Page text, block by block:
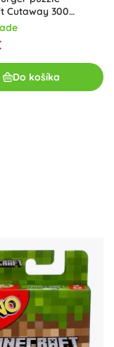
Cutaway 300
Do košíka